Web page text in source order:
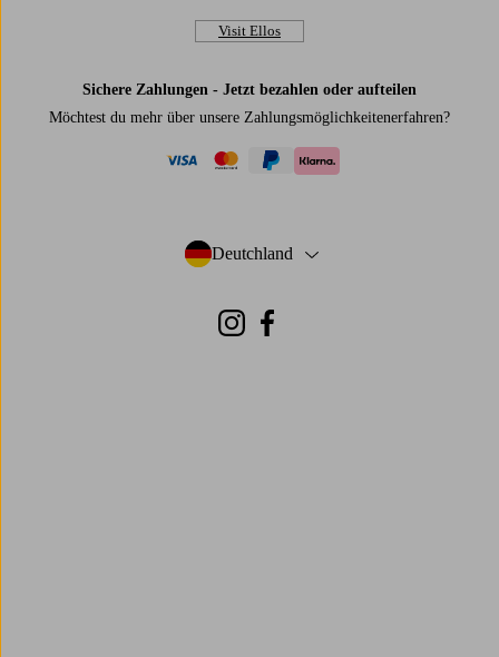
Visit Ellos
Sichere Zahlungen - Jetzt bezahlen oder aufteilen
Möchtest du mehr über unsere Zahlungsmöglichkeitenerfahren?
Deutchland
- Land auswählen